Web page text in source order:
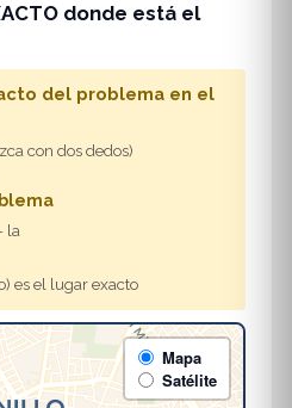
donde está el
del problema en el
con dos dedos)
la
es el lugar exacto
Mapa
Satélite